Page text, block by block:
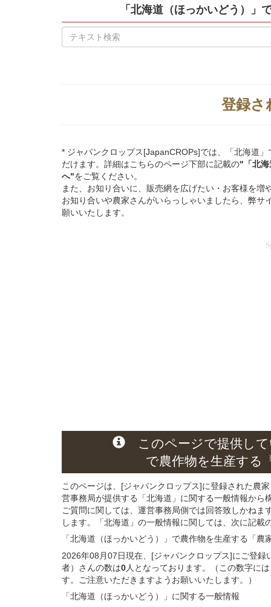
「北海道（ほっかいどう）」
登録さ
* ジャパンクロップス[JapanCROPs]では、「北海道
だけます。詳細はこちらのページ下部に記載の"「北海
へ"をご覧ください。
また、お知り合いに、販売網を広げたい・お客様を
お知り合いや農家さんがいらっしゃいましたら、弊
願いいたします。
このページで提供し
で農作物を生産する
このページは、[ジャパンクロップス]に登録された農
営事務局が提供する「北海道」に関する一般情報か
ご質問に関しては、運営事務局側では回答致しかね
します。「北海道」の一般情報に関しては、次に記
「北海道（ほっかいどう）」 で農作物を生産する
「農
2026年08月07日現在、[ジャパンクロップス]にご登
者）さんの数は0人となっております。（この数字に
す。ご注意いただきますようお願いいたします。）
「北海道（ほっかいどう）」 に関する一般情報